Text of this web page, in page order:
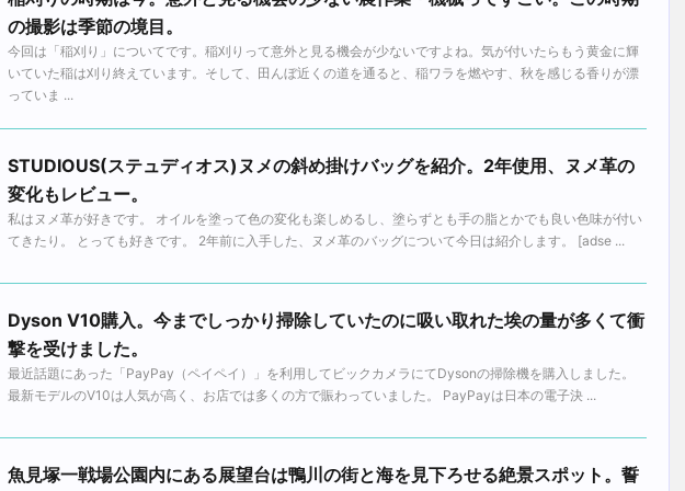
の撮影は季節の境目。
今回は「稲刈り」についてです。稲刈りって意外と見る機会が少ないですよね。気が付いたらもう黄金に輝
いていた稲は刈り終えています。そして、田んぼ近くの道を通ると、稲ワラを燃やす、秋を感じる香りが漂
っていま ...
STUDIOUS(ステュディオス)ヌメの斜め掛けバッグを紹介。2年使用、ヌメ革の
変化もレビュー。
私はヌメ革が好きです。 オイルを塗って色の変化も楽しめるし、塗らずとも手の脂とかでも良い色味が付い
てきたり。 とっても好きです。 2年前に入手した、ヌメ革のバッグについて今日は紹介します。 [adse ...
Dyson V10購入。今までしっかり掃除していたのに吸い取れた埃の量が多くて衝
撃を受けました。
最近話題にあった「PayPay（ペイペイ）」を利用してビックカメラにてDysonの掃除機を購入しました。
最新モデルのV10は人気が高く、お店では多くの方で賑わっていました。 PayPayは日本の電子決 ...
魚見塚一戦場公園内にある展望台は鴨川の街と海を見下ろせる絶景スポット。誓